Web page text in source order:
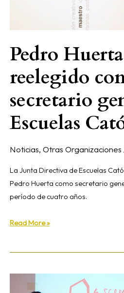
Pedro
reelegido
secretario
Escuelas
Noticias, Otras Organizaciones
La Junta Directiva de Escuelas
Pedro Huerta como secretario
período de cuatro años.
Read More »